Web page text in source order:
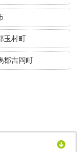
玉村町
郡吉岡町